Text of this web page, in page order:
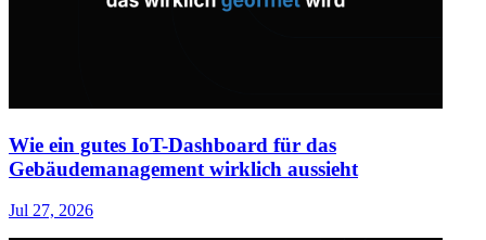
Wie ein gutes IoT-Dashboard für das
Gebäudemanagement wirklich aussieht
Jul 27, 2026